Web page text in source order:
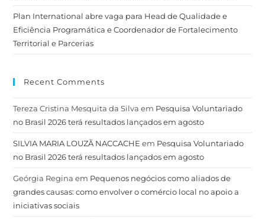
Plan International abre vaga para Head de Qualidade e
Eficiência Programática e Coordenador de Fortalecimento
Territorial e Parcerias
Recent Comments
Tereza Cristina Mesquita da Silva em Pesquisa Voluntariado
no Brasil 2026 terá resultados lançados em agosto
SILVIA MARIA LOUZÃ NACCACHE em Pesquisa Voluntariado
no Brasil 2026 terá resultados lançados em agosto
Geórgia Regina em Pequenos negócios como aliados de
grandes causas: como envolver o comércio local no apoio a
iniciativas sociais